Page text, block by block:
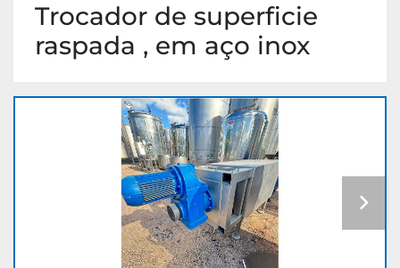
Trocador de superficie
raspada , em aço inox